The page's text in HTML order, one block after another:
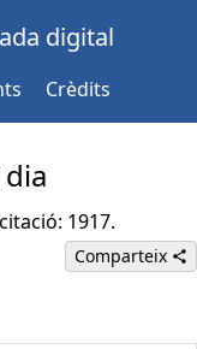
digital
Crèdits
1917.
Comparteix